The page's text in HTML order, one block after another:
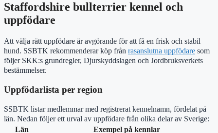
Staffordshire bullterrier kennel och
uppfödare
Att välja rätt uppfödare är avgörande för att få en frisk och stabil
hund. SSBTK rekommenderar köp från rasanslutna uppfödare som
följer SKK:s grundregler, Djurskyddslagen och Jordbruksverkets
bestämmelser.
Uppfödarlista per region
SSBTK listar medlemmar med registrerat kennelnamn, fördelat på
län. Nedan följer ett urval av uppfödare från olika delar av Sverige:
Län Exempel på kennlar